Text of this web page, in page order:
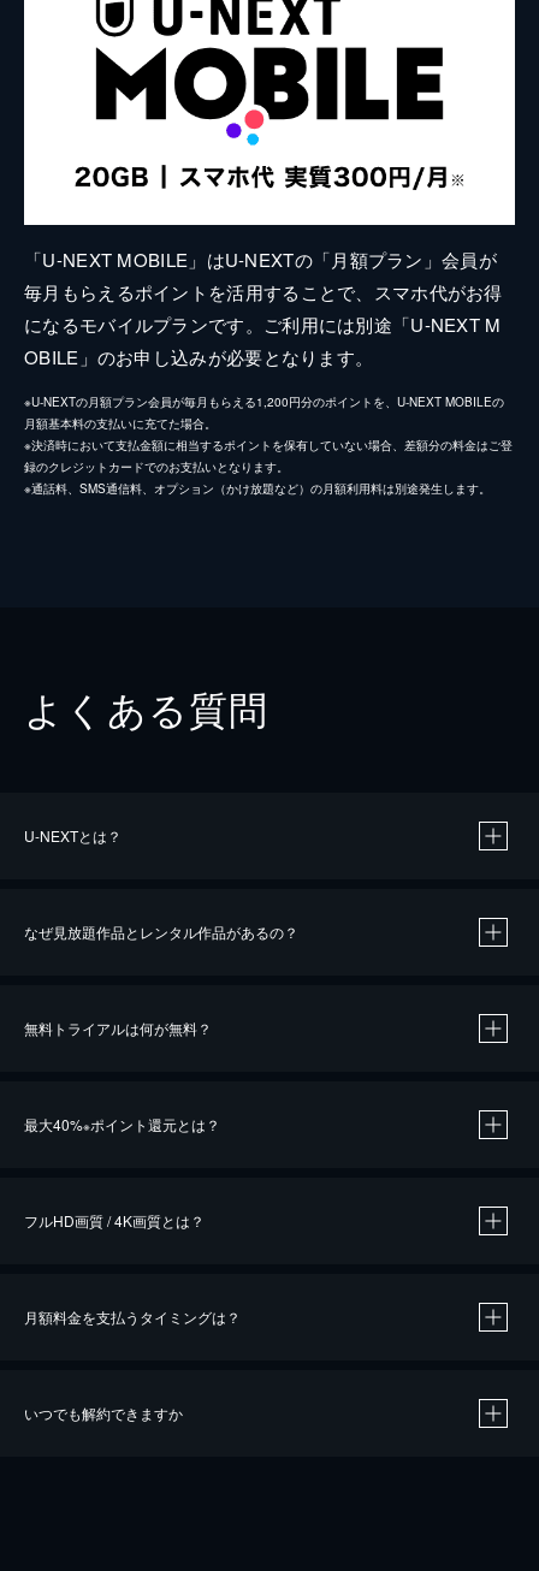
「U-NEXT MOBILE」はU-NEXTの「月額プラン」会員が
毎月もらえるポイントを活用することで、スマホ代がお得
になるモバイルプランです。ご利用には別途「U-NEXT M
OBILE」のお申し込みが必要となります。
※U-NEXTの月額プラン会員が毎月もらえる1,200円分のポイントを、U-NEXT MOBILEの
月額基本料の支払いに充てた場合。
※決済時において支払金額に相当するポイントを保有していない場合、差額分の料金はご登
録のクレジットカードでのお支払いとなります。
※通話料、SMS通信料、オプション（かけ放題など）の月額利用料は別途発生します。
よくある質問
U-NEXTとは？
なぜ見放題作品とレンタル作品があるの？
無料トライアルは何が無料？
最大40%※ポイント還元とは？
※40％ポイント還元の対象は、クレジットカード決済による作品の購入 / レンタルです。
iOSアプリのUコイン決済による作品の購入 / レンタルは、20％のポイント還元です。
フルHD画質 / 4K画質とは？
月額料金を支払うタイミングは？
いつでも解約できますか